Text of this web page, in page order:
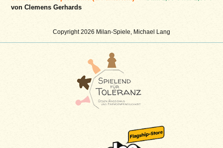
Copyright 2026 Milan-Spiele, Michael Lang
von Clemens Gerhards